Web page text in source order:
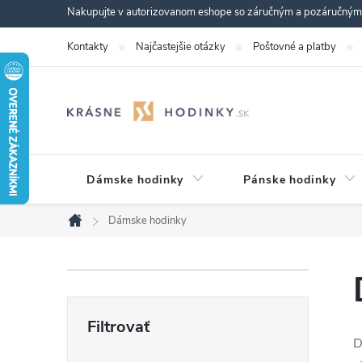
na
obsah
Nakupujte v autorizovanom eshope so záručným a
Kontakty Najčastejšie otázky Poštovné a platby
Dámske hodinky Pánske hodinky
Domov
Dámske hodinky
B